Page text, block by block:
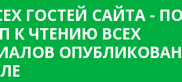
ГОСТЕЙ САЙТА -
К ЧТЕНИЮ ВСЕХ